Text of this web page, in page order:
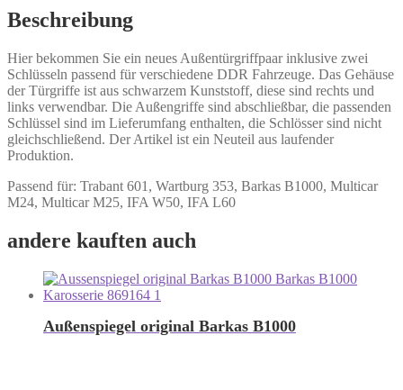
Beschreibung
Hier bekommen Sie ein neues Außentürgriffpaar inklusive zwei
Schlüsseln passend für verschiedene DDR Fahrzeuge. Das Gehäuse
der Türgriffe ist aus schwarzem Kunststoff, diese sind rechts und
links verwendbar. Die Außengriffe sind abschließbar, die passenden
Schlüssel sind im Lieferumfang enthalten, die Schlösser sind nicht
gleichschließend. Der Artikel ist ein Neuteil aus laufender
Produktion.
Passend für: Trabant 601, Wartburg 353, Barkas B1000, Multicar
M24, Multicar M25, IFA W50, IFA L60
andere kauften auch
Außenspiegel original Barkas B1000